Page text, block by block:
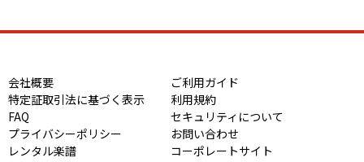
会社概要
ご利用ガイド
特定証取引法に基づく表示
利用規約
FAQ
セキュリティについて
プライバシーポリシー
お問い合わせ
レンタル楽譜
コーポレートサイト